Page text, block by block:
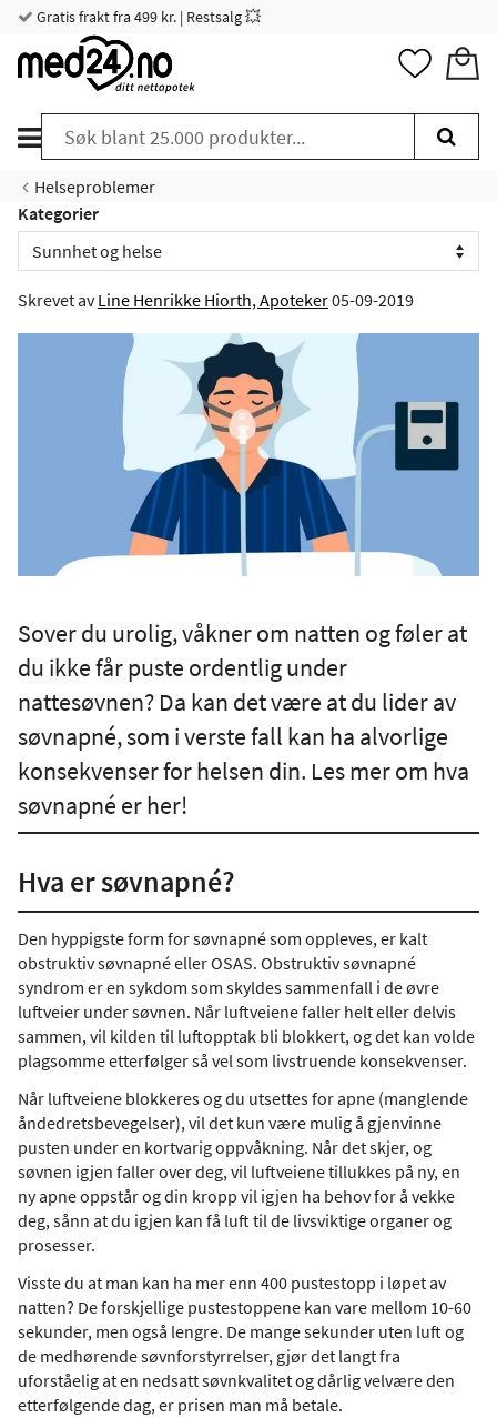
Gratis frakt fra 499 kr. | Restsalg 💥
Helseproblemer
Kategorier
Skrevet avLine Henrikke Hiorth, Apoteker05-09-2019
Sover du urolig, våkner om natten og føler at
du ikke får puste ordentlig under
nattesøvnen? Da kan det være at du lider av
søvnapné, som i verste fall kan ha alvorlige
konsekvenser for helsen din. Les mer om hva
søvnapné er her!
Hva er søvnapné?
Den hyppigste form for søvnapné som oppleves, er kalt
obstruktiv søvnapné eller OSAS. Obstruktiv søvnapné
syndrom er en sykdom som skyldes sammenfall i de øvre
luftveier under søvnen. Når luftveiene faller helt eller delvis
sammen, vil kilden til luftopptak bli blokkert, og det kan volde
plagsomme etterfølger så vel som livstruende konsekvenser.
Når luftveiene blokkeres og du utsettes for apne (manglende
åndedretsbevegelser), vil det kun være mulig å gjenvinne
pusten under en kortvarig oppvåkning. Når det skjer, og
søvnen igjen faller over deg, vil luftveiene tillukkes på ny, en
ny apne oppstår og din kropp vil igjen ha behov for å vekke
deg, sånn at du igjen kan få luft til de livsviktige organer og
prosesser.
Visste du at man kan ha mer enn 400 pustestopp i løpet av
natten? De forskjellige pustestoppene kan vare mellom 10-60
sekunder, men også lengre. De mange sekunder uten luft og
de medhørende søvnforstyrrelser, gjør det langt fra
uforståelig at en nedsatt søvnkvalitet og dårlig velvære den
etterfølgende dag, er prisen man må betale.